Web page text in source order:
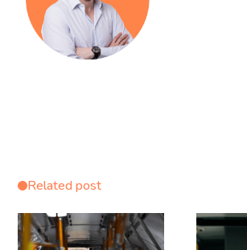
Related post